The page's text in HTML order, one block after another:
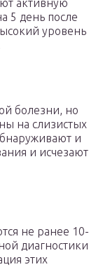
активную
5 день после
уровень
болезни, но
на слизистых
и
и исчезают
не ранее 10-
диагностики
этих